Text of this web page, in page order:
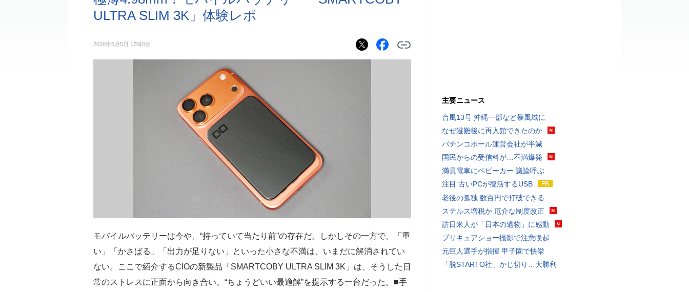
ULTRA SLIM 3K」体験レポ
2026年6月5日 17時0分
モバイルバッテリーは今や、“持っていて当たり前”の存在だ。しかしその一方で、「重
い」「かさばる」「出力が足りない」といった小さな不満は、いまだに解消されてい
ない。ここで紹介するCIOの新製品「SMARTCOBY ULTRA SLIM 3K」は、そうした日
常のストレスに正面から向き合い、“ちょうどいい最適解”を提示する一台だった。■手
主要ニュース
台風13号 沖縄一部など暴風域に
なぜ避難後に再入館できたのか
パチンコホール運営会社が半減
国民からの受信料が…不満爆発
満員電車にベビーカー 議論呼ぶ
注目 古いPCが復活するUSB
老後の孤独 数百円で打破できる
ステルス増税か 厄介な制度改正
訪日米人が「日本の遺物」に感動
プリキュアショー撮影で注意喚起
元巨人選手が指揮 甲子園で快挙
「脱STARTO社」かじ切り…大勝利